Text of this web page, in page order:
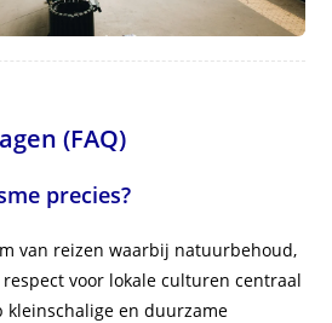
(FAQ)
precies?
van reizen waarbij natuurbehoud,
voor lokale culturen centraal
kleinschalige en duurzame